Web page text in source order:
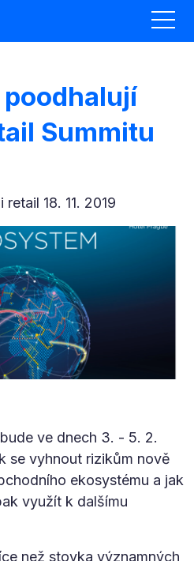
poodhalují
Summitu
retail 18. 11. 2019
ve dnech 3. - 5. 2.
se vyhnout rizikům nově
ekosystému a jak
využít k dalšímu
než stovka významných